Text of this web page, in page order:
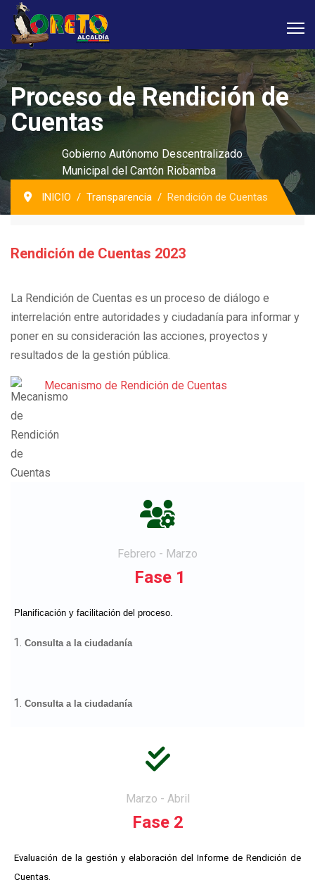
Proceso de Rendición de
Cuentas
Gobierno Autónomo Descentralizado
Municipal del Cantón Riobamba
INICIO Transparencia Rendición de Cuentas
Rendición de Cuentas 2023
La Rendición de Cuentas es un proceso de diálogo e
interrelación entre autoridades y ciudadanía para informar y
poner en su consideración las acciones, proyectos y
resultados de la gestión pública.
Mecanismo de Rendición de Cuentas
fa-
users-
Febrero - Marzo
Fase 1
Planificación y facilitación del proceso.
Consulta a la ciudadanía
Consulta a la ciudadanía
fas
check-
Marzo - Abril
Fase 2
Evaluación de la gestión y elaboración del Informe de Rendición de
Cuentas.